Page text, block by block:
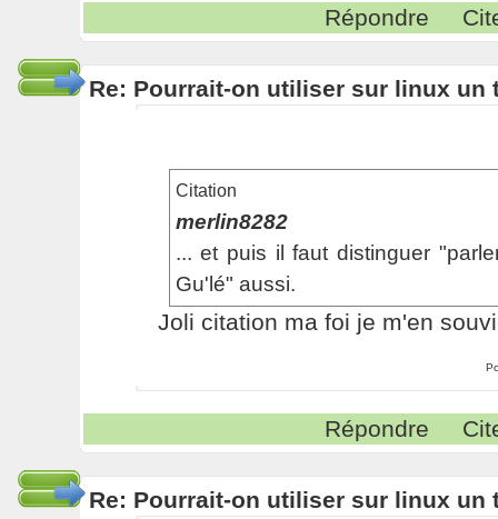
Répondre
Re: Pourrait-on utiliser sur linux un
Citation
merlin8282
... et puis il faut distinguer
Gu'lé" aussi.
Joli citation ma foi je m'en
Répondre
Re: Pourrait-on utiliser sur linux un